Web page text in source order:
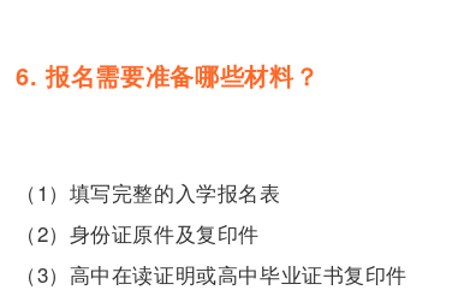
6. 报名需要准备哪些材料？
（1）填写完整的入学报名表
（2）身份证原件及复印件
（3）高中在读证明或高中毕业证书复印件